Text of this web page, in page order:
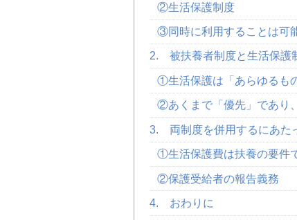
②生活保護制度
③同時に利用することは可
2. 被扶養者制度と生活保護
①生活保護は「あらゆるも
②あくまで「優先」であり
3. 両制度を併用するにあた
①生活保護費は扶養の要件
②保護受給者の報告義務
4. おわりに